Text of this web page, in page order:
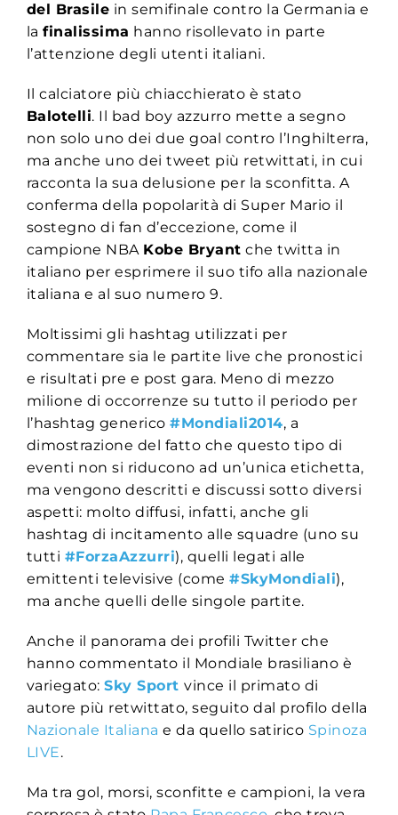
del Brasile in semifinale contro la Germania e
lafinalissima hanno risollevato in parte
l’attenzione degli utenti italiani.
Il calciatore più chiacchierato è stato
Balotelli. Il bad boy azzurro mette a segno
non solo uno dei due goal contro l’Inghilterra,
ma anche uno dei tweet più retwittati, in cui
racconta la sua delusione per la sconfitta. A
conferma della popolarità di Super Mario il
sostegno di fan d’eccezione, come il
campione NBA Kobe Bryant che twitta in
italiano per esprimere il suo tifo alla nazionale
italiana e al suo numero 9.
Moltissimi gli hashtag utilizzati per
commentare sia le partite live che pronostici
e risultati pre e post gara. Meno di mezzo
milione di occorrenze su tutto il periodo per
l’hashtag generico#Mondiali2014, a
dimostrazione del fatto che questo tipo di
eventi non si riducono ad un’unica etichetta,
ma vengono descritti e discussi sotto diversi
aspetti: molto diffusi, infatti, anche gli
hashtag di incitamento alle squadre (uno su
tutti #ForzaAzzurri), quelli legati alle
emittenti televisive (come#SkyMondiali),
ma anche quelli delle singole partite.
Anche il panorama dei profili Twitter che
hanno commentato il Mondiale brasiliano è
variegato:Sky Sportvince il primato di
autore più retwittato, seguito dal profilo della
Nazionale Italiana e da quello satirico Spinoza
LIVE.
Ma tra gol, morsi, sconfitte e campioni, la vera